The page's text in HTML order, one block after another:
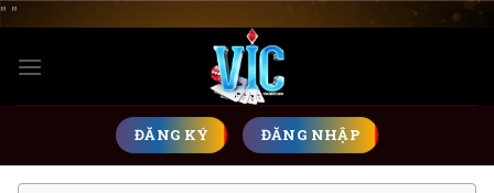
" "
content
ĐĂNG KÝ ĐĂNG NHẬP